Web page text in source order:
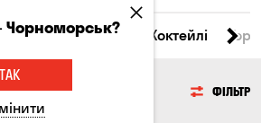
Вино Віскі Коктейлі
ФІЛЬТР
Чорноморськ?
ТАК